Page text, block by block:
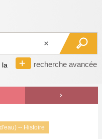
recherche avancée
la
-- Histoire